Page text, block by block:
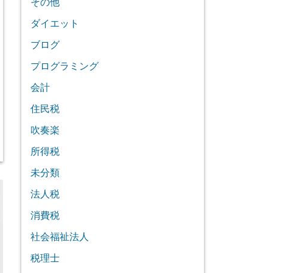
ダイエット
ブログ
プログラミング
会計
住民税
吹奏楽
所得税
未分類
法人税
消費税
社会福祉法人
税理士